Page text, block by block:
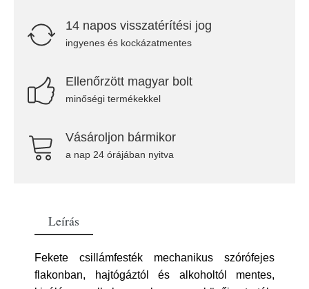
14 napos visszatérítési jog
ingyenes és kockázatmentes
Ellenőrzött magyar bolt
minőségi termékekkel
Vásároljon bármikor
a nap 24 órájában nyitva
Leírás
Fekete csillámfesték mechanikus szórófejes
flakonban, hajtógáztól és alkoholtól mentes,